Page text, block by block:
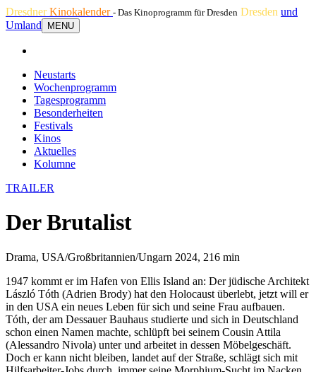
DresdnerKinokalender - Das Kinoprogramm für Dresden Dresden und
Umland
MENU
Neustarts
Wochenprogramm
Tagesprogramm
Besonderheiten
Festivals
Kinos
Aktuelles
Kolumne
TRAILER
Der Brutalist
Drama, USA/Großbritannien/Ungarn 2024, 216 min
1947 kommt er im Hafen von Ellis Island an: Der jüdische Architekt
László Tóth (Adrien Brody) hat den Holocaust überlebt, jetzt will er
in den USA ein neues Leben für sich und seine Frau aufbauen.
Tóth, der am Dessauer Bauhaus studierte und sich in Deutschland
schon einen Namen machte, schlüpft bei seinem Cousin Attila
(Alessandro Nivola) unter und arbeitet in dessen Möbelgeschäft.
Doch er kann nicht bleiben, landet auf der Straße, schlägt sich mit